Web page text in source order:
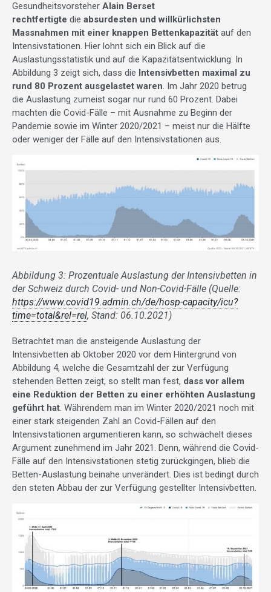
Gesundheitsvorsteher Alain Berset
rechtfertigte die absurdesten und willkürlichsten
Massnahmen mit einer knappen Bettenkapazität auf den
Intensivstationen. Hier lohnt sich ein Blick auf die
Auslastungsstatistik und auf die Kapazitätsentwicklung. In
Abbildung 3 zeigt sich, dass die Intensivbetten maximal zu
rund 80 Prozent ausgelastet waren. Im Jahr 2020 betrug
die Auslastung zumeist sogar nur rund 60 Prozent. Dabei
machten die Covid-Fälle – mit Ausnahme zu Beginn der
Pandemie sowie im Winter 2020/2021 – meist nur die Hälfte
oder weniger der Fälle auf den Intensivstationen aus.
Abbildung 3: Prozentuale Auslastung der Intensivbetten in
der Schweiz durch Covid- und Non-Covid-Fälle (Quelle:
https://www.covid19.admin.ch/de/hosp-capacity/icu?
time=total&rel=rel, Stand: 06.10.2021)
Betrachtet man die ansteigende Auslastung der
Intensivbetten ab Oktober 2020 vor dem Hintergrund von
Abbildung 4, welche die Gesamtzahl der zur Verfügung
stehenden Betten zeigt, so stellt man fest, dass vor allem
eine Reduktion der Betten zu einer erhöhten Auslastung
geführt hat. Währendem man im Winter 2020/2021 noch mit
einer stark steigenden Zahl an Covid-Fällen auf den
Intensivstationen argumentieren kann, so schwächelt dieses
Argument zunehmend im Jahr 2021. Denn, während die Covid-
Fälle auf den Intensivstationen stetig zurückgingen, blieb die
Betten-Auslastung beinahe unverändert. Dies ist bedingt durch
den steten Abbau der zur Verfügung gestellter Intensivbetten.